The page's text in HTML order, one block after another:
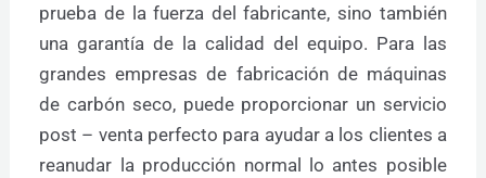
prueba de la fuerza del fabricante, sino también
una garantía de la calidad del equipo. Para las
grandes empresas de fabricación de máquinas
de carbón seco, puede proporcionar un servicio
post – venta perfecto para ayudar a los clientes a
reanudar la producción normal lo antes posible